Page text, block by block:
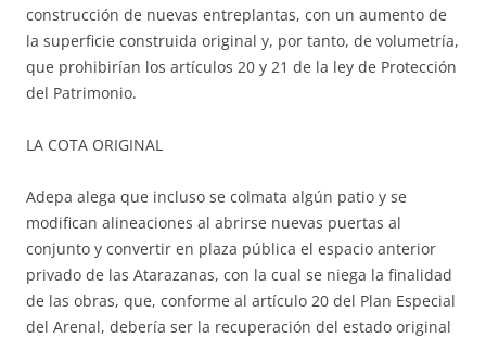
construcción de nuevas entreplantas, con un aumento de
la superficie construida original y, por tanto, de volumetría,
que prohibirían los artículos 20 y 21 de la ley de Protección
del Patrimonio.
LA COTA ORIGINAL
Adepa alega que incluso se colmata algún patio y se
modifican alineaciones al abrirse nuevas puertas al
conjunto y convertir en plaza pública el espacio anterior
privado de las Atarazanas, con la cual se niega la finalidad
de las obras, que, conforme al artículo 20 del Plan Especial
del Arenal, debería ser la recuperación del estado original